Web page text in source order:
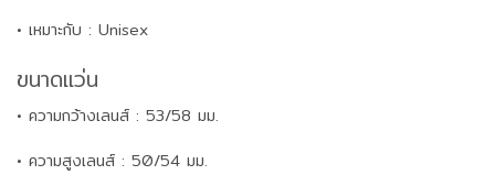
• เหมาะกับ : Unisex
ขนาดแว่น
• ความกว้างเลนส์ : 53/58 มม.
• ความสูงเลนส์ : 50/54 มม.